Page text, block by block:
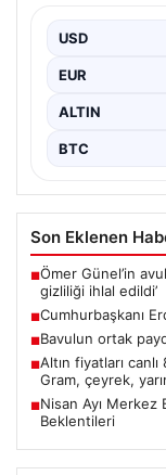
USD
EUR
ALTIN
BTC
Son Eklenen
■Ömer Günel’in
gizliliği ihlal edildi’
■Cumhurbaşkanı
■Bavulun ortak
■Altın fiyatları
Gram, çeyrek,
■Nisan Ayı Merkez
Beklentileri